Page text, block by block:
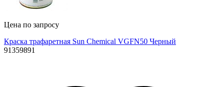
Цена по запросу
Краска трафаретная Sun Chemical VGFN50 Черный
91359891